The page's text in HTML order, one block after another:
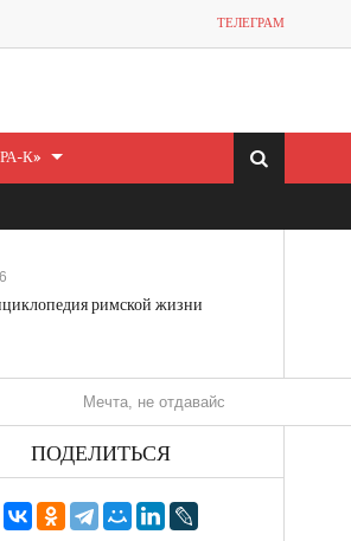
ТЕЛЕГРАМ
К»
римской жизни
Мечта, не отдавайся! «Шведская история
ПОДЕЛИТЬСЯ